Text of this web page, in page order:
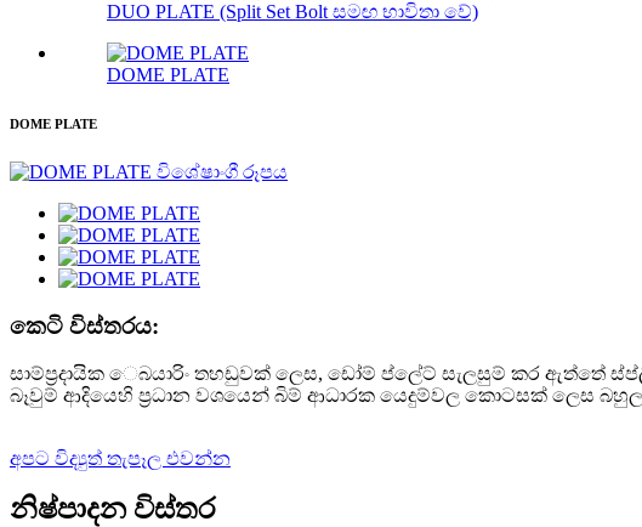
DUO PLATE (Split Set Bolt සමඟ භාවිතා වේ)
DOME PLATE
DOME PLATE
කෙටි විස්තරය:
සාම්ප්‍රදායික ෙබයාරිං තහඩුවක් ලෙස, ඩෝම් ප්ලේට් සැලසුම් කර ඇත්තේ
බෑවුම් ආදියෙහි ප්‍රධාන වශයෙන් බිම් ආධාරක යෙදුම්වල කොටසක් ලෙස
අපට විද්‍යුත් තැපෑල එවන්න
නිෂ්පාදන විස්තර